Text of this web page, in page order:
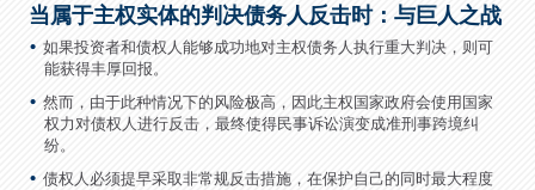
当属于主权实体的判决债务人反击时：与巨人之战
如果投资者和债权人能够成功地对主权债务人执行重大判决，则可
能获得丰厚回报。
然而，由于此种情况下的风险极高，因此主权国家政府会使用国家
权力对债权人进行反击，最终使得民事诉讼演变成准刑事跨境纠
纷。
债权人必须提早采取非常规反击措施，在保护自己的同时最大程度